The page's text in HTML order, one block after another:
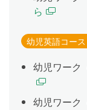
ら
幼児英語コー
幼児ワーク
幼児ワーク